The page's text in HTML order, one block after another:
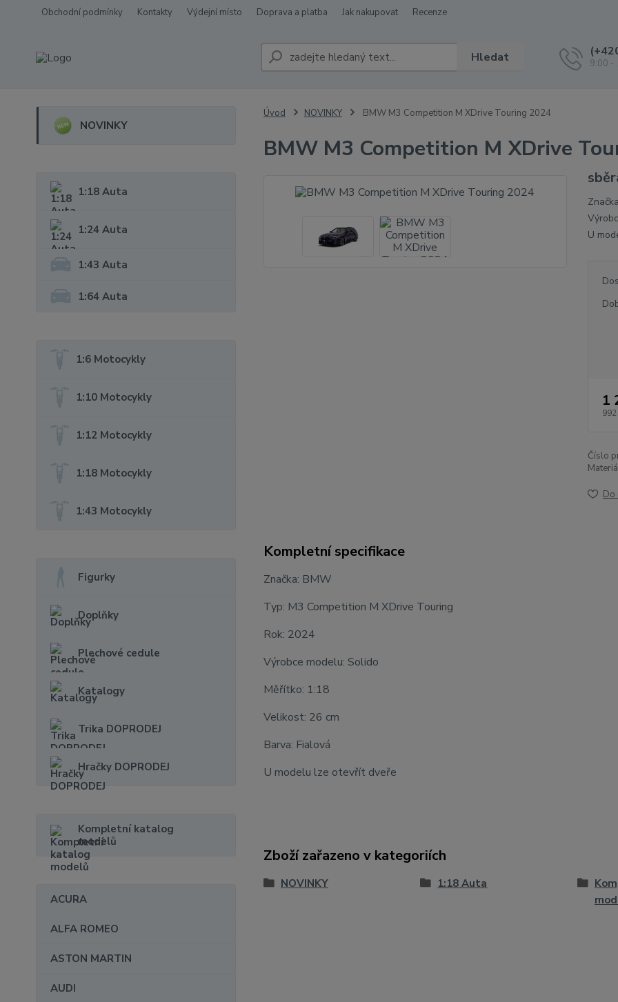
Obchodní podmínky Kontakty Výdejní místo Doprava a platba Jak nakupovat Recenze
Hledat 9:00 -
NOVINKY
1:18 Auta
1:24 Auta
1:43 Auta
1:64 Auta
1:6 Motocykly
1:10 Motocykly
1:12 Motocykly
1:18 Motocykly
1:43 Motocykly
Figurky
Doplňky
Plechové cedule
Katalogy
Trika DOPRODEJ
Hračky DOPRODEJ
Kompletní katalog
modelů
ACURA
ALFA ROMEO
ASTON MARTIN
AUDI
Úvod NOVINKY BMW M3 Competition M XDrive Touring 2024
BMW M3 Competition M XDrive
U
1
992
Číslo
Do
Kompletní specifikace
Značka: BMW
Typ: M3 Competition M XDrive Touring
Rok: 2024
Výrobce modelu: Solido
Měřítko: 1:18
Velikost: 26 cm
Barva: Fialová
U modelu lze otevřít dveře
Zboží zařazeno v kategoriích
NOVINKY 1:18 Auta